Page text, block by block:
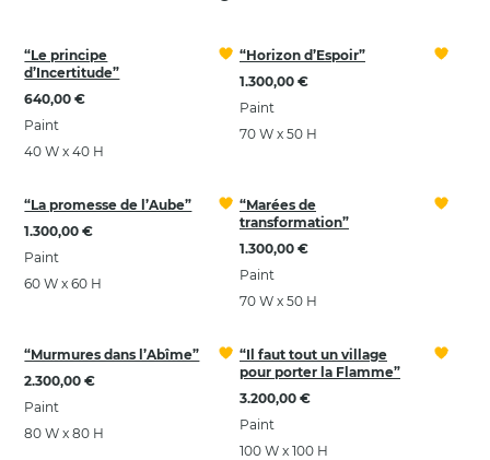
“Le principe
d’Incertitude”
640,00 €
Paint
40 W x 40 H
“Horizon d’Espoir”
1.300,00 €
Paint
70 W x 50 H
“La promesse de l’Aube”
1.300,00 €
Paint
60 W x 60 H
“Marées de
transformation”
1.300,00 €
Paint
70 W x 50 H
“Murmures dans l’Abîme”
2.300,00 €
Paint
80 W x 80 H
“Il faut tout un village
pour porter la Flamme”
3.200,00 €
Paint
100 W x 100 H